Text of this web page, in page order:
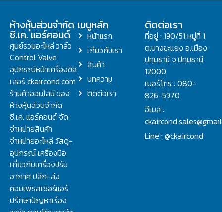
ห้างหุ้นส่วนจำกัด
ซี.เค. แอร์คอนด์
ศูนย์รวมอะไหล่ วาล์ว
Control Valve
อุปกรณ์หน้าเครื่องชิล
เลอร์ ckaircond.com
ร้านค้าออนไลน์ ของ
ห้างหุ้นส่วนจำกัด
ซี.เค. แอร์คอนด์ จัด
จำหน่ายสินค้า
จำหน่ายอะไหล่ วัสดุ-
อุปกรณ์ เครื่องมือ
เกี่ยวกับเครื่องปรับ
อากาศ ปลีก-ส่ง
คอมเพรสเซอร์แอร์
ปรึกษาปัญหาเรื่อง
เมนูหลัก
หน้าแรก
เกี่ยวกับเรา
สินค้า
บทความ
ติดต่อเรา
ติดต่อเรา
ที่อยู่ : 190/51 หมู่ที่ 1
ต.บางขะแยง อ.เมือง
ปทุมธานี จ.ปทุมธานี
12000
เบอร์โทร : 080-
826-5970
อีเมล :
Line : @ckaircond